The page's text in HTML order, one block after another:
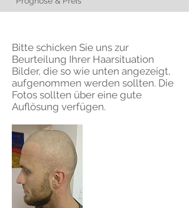
Bitte schicken Sie uns zur
Beurteilung Ihrer Haarsituation
Bilder, die so wie unten angezeigt,
aufgenommen werden sollten. Die
Fotos sollten über eine gute
Auflösung verfügen.